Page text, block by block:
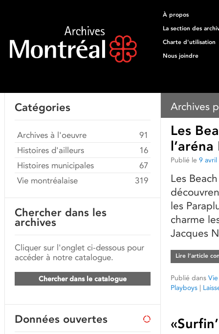
À propos
La section des
Charte d'utilisation
Nous joindre
Archives
Les
Publié le 9
Les
les
charme
Jacques
Lire l’article
Publié dans
Playboys |
Catégories
Archives à l'oeuvre
91
Histoires d'ailleurs
16
Histoires municipales
67
Vie montréalaise
319
Chercher dans les
archives
Cliquer sur l'onglet ci-dessous pour
accéder à notre catalogue.
Chercher dans le catalogue
Données ouvertes